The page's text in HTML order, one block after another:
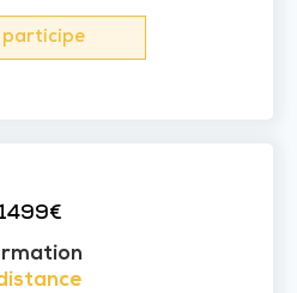
participe
1499€